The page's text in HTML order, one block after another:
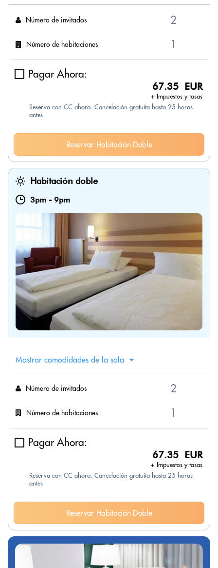
Número de invitados
Número de habitaciones
Pagar Ahora:
67.35 EUR
+ Impuestos y tasas
Reserva con CC ahora. Cancelación gratuita hasta 25 horas
antes
Reservar Habitación Doble
Habitación doble
3pm - 9pm
Mostrar comodidades de la sala
Número de invitados
Número de habitaciones
Pagar Ahora:
67.35 EUR
+ Impuestos y tasas
Reserva con CC ahora. Cancelación gratuita hasta 25 horas
antes
Reservar Habitación Doble